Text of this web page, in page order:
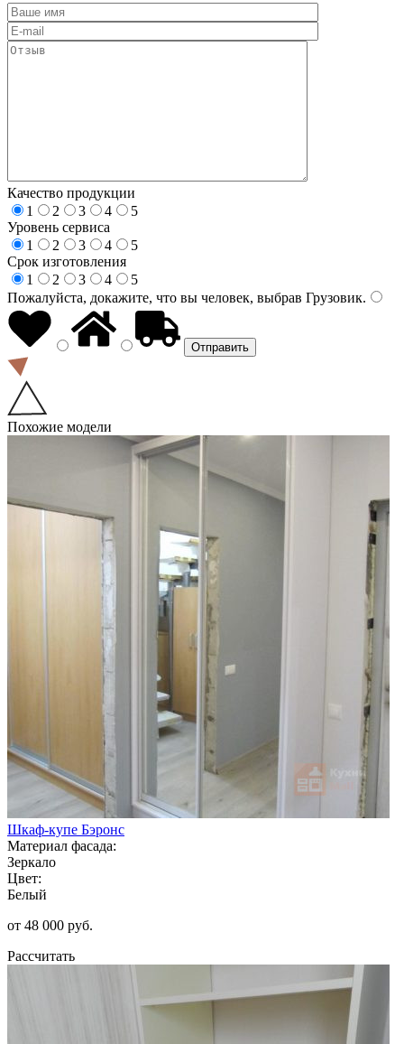
Качество продукции
1
2 3 4
5
Уровень сервиса
1
2 3 4
5
Срок изготовления
1
2 3 4
5
Пожалуйста, докажите, что вы человек, выбрав Грузовик.
Похожие модели
Шкаф-купе Бэронс
Материал фасада:
Зеркало
Цвет:
Белый
от 48 000 руб.
Рассчитать